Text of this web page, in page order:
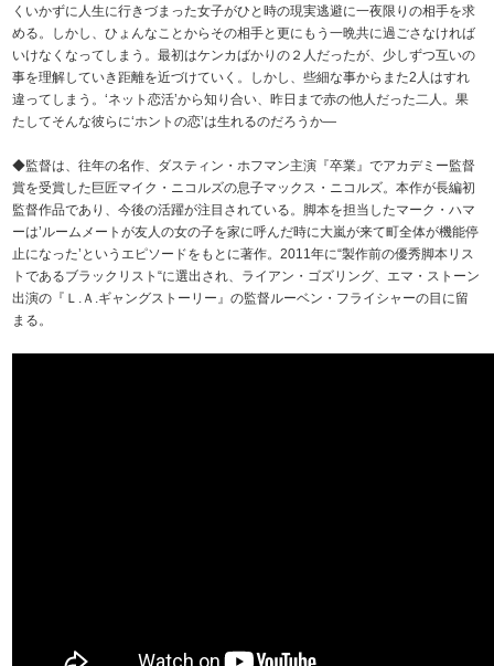
くいかずに人生に行きづまった女子がひと時の現実逃避に一夜限りの相手を求
める。しかし、ひょんなことからその相手と更にもう一晩共に過ごさなければ
いけなくなってしまう。最初はケンカばかりの２人だったが、少しずつ互いの
事を理解していき距離を近づけていく。しかし、些細な事からまた2人はすれ
違ってしまう。‘ネット恋活’から知り合い、昨日まで赤の他人だった二人。果
たしてそんな彼らに‘ホントの恋’は生れるのだろうか―
◆監督は、往年の名作、ダスティン・ホフマン主演『卒業』でアカデミー監督
賞を受賞した巨匠マイク・ニコルズの息子マックス・ニコルズ。本作が長編初
監督作品であり、今後の活躍が注目されている。脚本を担当したマーク・ハマ
ーは’ルームメートが友人の女の子を家に呼んだ時に大嵐が来て町全体が機能停
止になった’というエピソードをもとに著作。2011年に“製作前の優秀脚本リス
トであるブラックリスト“に選出され、ライアン・ゴズリング、エマ・ストーン
出演の『Ｌ.Ａ.ギャングストーリー』の監督ルーベン・フライシャーの目に留
まる。